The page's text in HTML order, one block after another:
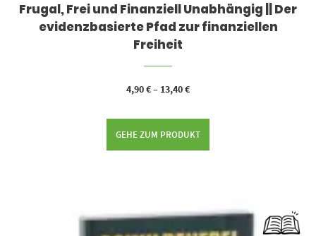
Frugal, Frei und Finanziell Unabhängig || Der
evidenzbasierte Pfad zur finanziellen
Freiheit
4,90€– 13,40€
GEHE ZUM PRODUKT